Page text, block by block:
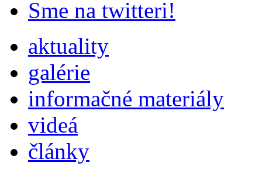
Sme na twitteri!
aktuality
galérie
informačné materiály
videá
články